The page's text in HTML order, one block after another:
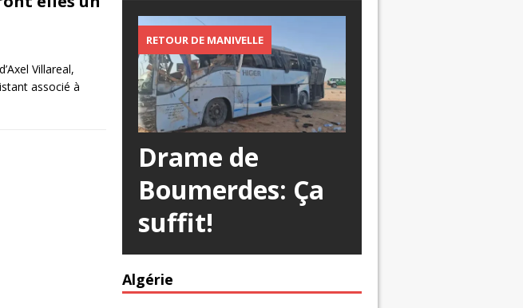
Villareal,
associé à
RETOUR DE MANIVELLE
Drame de
Boumerdes: Ça
suffit!
Algérie